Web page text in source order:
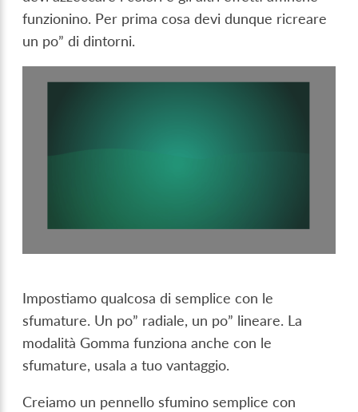
funzionino. Per prima cosa devi dunque ricreare
un po” di dintorni.
Impostiamo qualcosa di semplice con le
sfumature. Un po” radiale, un po” lineare. La
modalità Gomma funziona anche con le
sfumature, usala a tuo vantaggio.
Creiamo un pennello sfumino semplice con